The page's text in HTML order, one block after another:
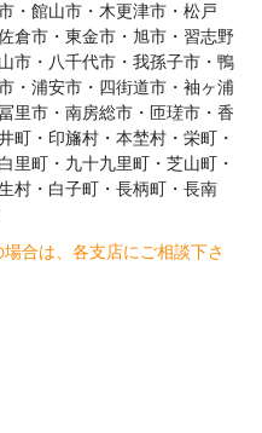
・館山市・木更津市・松戸
倉市・東金市・旭市・習志野
市・八千代市・我孫子市・鴨
・浦安市・四街道市・袖ヶ浦
里市・南房総市・匝瑳市・香
町・印旛村・本埜村・栄町・
里町・九十九里町・芝山町・
村・白子町・長柄町・長南
合は、各支店にご相談下さ